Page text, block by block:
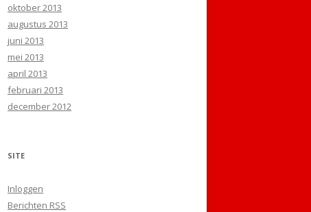
oktober 2013
augustus 2013
juni 2013
mei 2013
april 2013
februari 2013
december 2012
SITE
Inloggen
Berichten RSS